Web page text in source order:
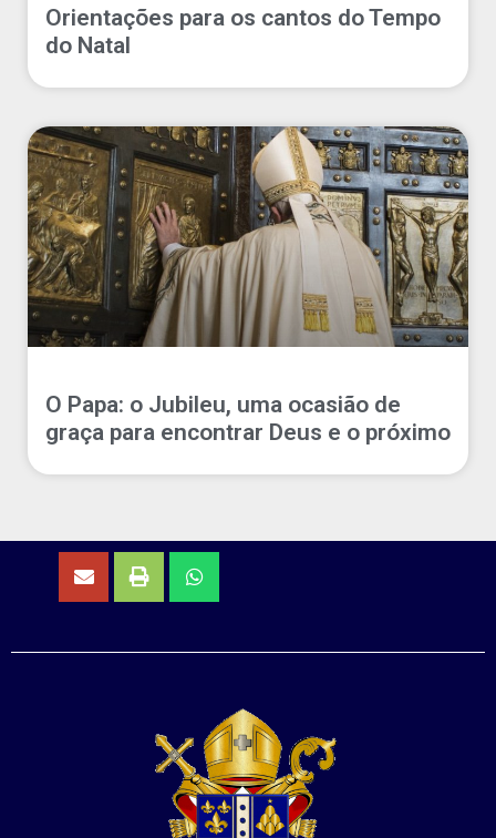
Orientações para os cantos do Tempo
do Natal
O Papa: o Jubileu, uma ocasião de
graça para encontrar Deus e o próximo